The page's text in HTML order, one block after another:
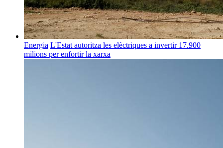
Energia L'Estat autoritza les elèctriques a invertir 17.900
milions per enfortir la xarxa